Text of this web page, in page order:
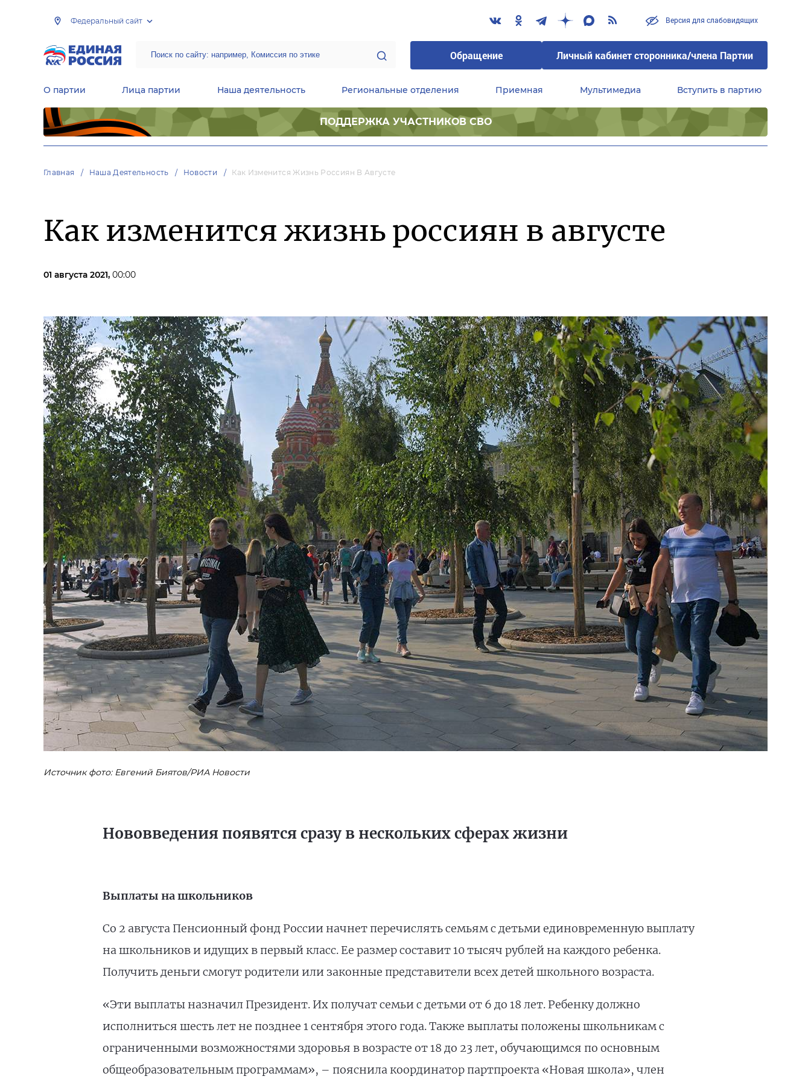
Федеральный сайт Версия для слабовидящих
Обращение Личный кабинет сторонника/члена Партии
О партии Лица партии Наша деятельность Региональные отделения Приемная Мультимедиа Вступить в партию
ПОДДЕРЖКА УЧАСТНИКОВ СВО
Главная Наша Деятельность Новости Как Изменится Жизнь Россиян В Августе
Как изменится жизнь россиян в августе
01 августа 2021, 00:00
Источник фото: Евгений Биятов/РИА Новости
Нововведения появятся сразу в нескольких сферах жизни
Выплаты на школьников
Со 2 августа Пенсионный фонд России начнет перечислять семьям с детьми единовременную выплату
на школьников и идущих в первый класс. Ее размер составит 10 тысяч рублей на каждого ребенка.
Получить деньги смогут родители или законные представители всех детей школьного возраста.
«Эти выплаты назначил Президент. Их получат семьи с детьми от 6 до 18 лет. Ребенку должно
исполниться шесть лет не позднее 1 сентября этого года. Также выплаты положены школьникам с
ограниченными возможностями здоровья в возрасте от 18 до 23 лет, обучающимся по основным
общеобразовательным программам», – пояснила координатор партпроекта «Новая школа», член